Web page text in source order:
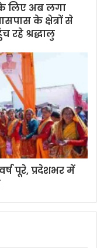
के लिए अब लगा
के क्षेत्रों से
रहे श्रद्धालु
पूरे, प्रदेशभर में